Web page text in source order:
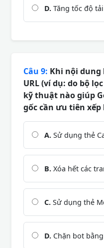
D. Tăng tốc độ
Câu 9: Khi nội
URL (ví dụ: do bộ
kỹ thuật nào giúp
gốc cần ưu tiên xếp
A. Sử dụng thẻ
B. Xóa hết các
C. Sử dụng thẻ
D. Chặn bot